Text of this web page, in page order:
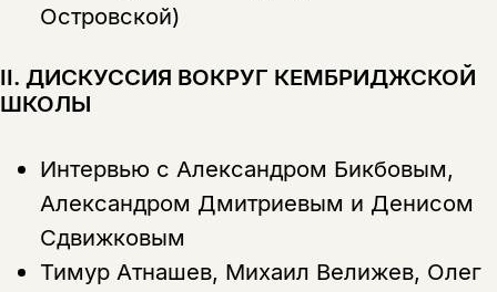
Островской)
II. ДИСКУССИЯ ВОКРУГ КЕМБРИДЖСКОЙ
ШКОЛЫ
Интервью с Александром Бикбовым,
Александром Дмитриевым и Денисом
Сдвижковым
Тимур Атнашев, Михаил Велижев, Олег